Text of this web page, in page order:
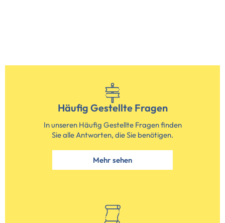
Häufig Gestellte Fragen
In unseren Häufig Gestellte Fragen finden
Sie alle Antworten, die Sie benötigen.
Mehr sehen